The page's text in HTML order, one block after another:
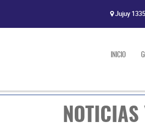
Jujuy
INICIO
NOTICIAS